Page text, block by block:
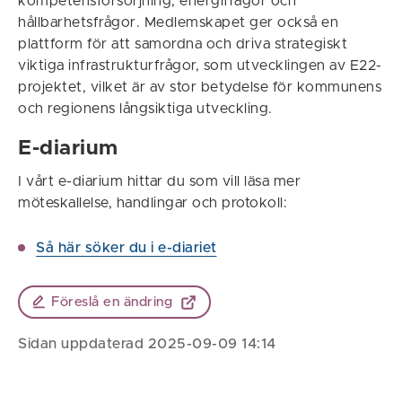
hållbarhetsfrågor. Medlemskapet ger också en
plattform för att samordna och driva strategiskt
viktiga infrastrukturfrågor, som utvecklingen av E22-
projektet, vilket är av stor betydelse för kommunens
och regionens långsiktiga utveckling.
E-diarium
I vårt e-diarium hittar du som vill läsa mer
möteskallelse, handlingar och protokoll:
Så här söker du i e-diariet
Föreslå en ändring
Sidan uppdaterad 2025-09-09 14:14